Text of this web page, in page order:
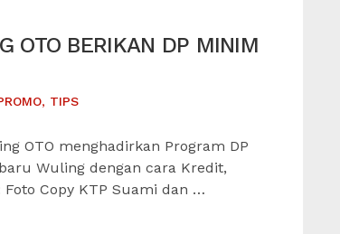
OTO BERIKAN DP MINIM
, TIPS
OTO menghadirkan Program DP
Wuling dengan cara Kredit,
Copy KTP Suami dan …